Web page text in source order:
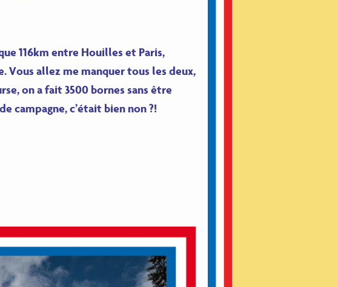
116km entre Houilles et Paris,
allez me manquer tous les deux,
on a fait 3500 bornes sans être
campagne, c’était bien non ?!